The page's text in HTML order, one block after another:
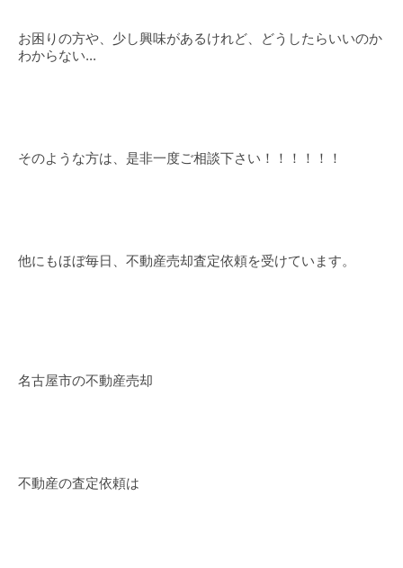
お困りの方や、少し興味があるけれど、どうしたらいいのか
わからない...
そのような方は、是非一度ご相談下さい！！！！！！
他にもほぼ毎日、不動産売却査定依頼を受けています。
名古屋市の不動産売却
不動産の査定依頼は